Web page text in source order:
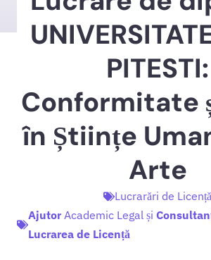
PITESTI:
Conformitate
în Științe
Arte
Lucrarări de Licență
Ajutor Academic Legal și
Lucrarea de Licență